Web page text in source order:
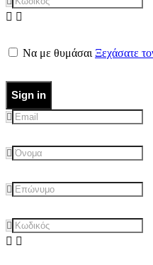
Να με θυμάσαι Ξεχάσατε
Sign in